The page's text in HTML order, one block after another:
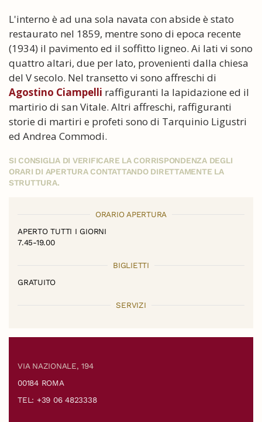
L'interno è ad una sola navata con abside è stato
restaurato nel 1859, mentre sono di epoca recente
(1934) il pavimento ed il soffitto ligneo. Ai lati vi sono
quattro altari, due per lato, provenienti dalla chiesa
del V secolo. Nel transetto vi sono affreschi di
Agostino Ciampelli raffiguranti la lapidazione ed il
martirio di san Vitale. Altri affreschi, raffiguranti
storie di martiri e profeti sono di Tarquinio Ligustri
ed Andrea Commodi.
SI CONSIGLIA DI VERIFICARE LA CORRISPONDENZA DEGLI
ORARI DI APERTURA CONTATTANDO DIRETTAMENTE LA
STRUTTURA.
ORARIO APERTURA
APERTO TUTTI I GIORNI
7.45-19.00
BIGLIETTI
GRATUITO
SERVIZI
VIA NAZIONALE, 194
00184 ROMA
TEL: +39 06 4823338